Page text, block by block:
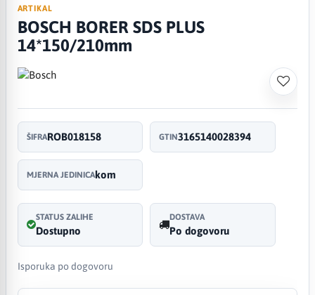
ARTIKAL
BOSCH BORER SDS PLUS
14*150/210mm
ŠIFRAROB018158 GTIN3165140028394
MJERNA JEDINICAkom
STATUS ZALIHE
Dostupno
DOSTAVA
Po dogovoru
Isporuka po dogovoru